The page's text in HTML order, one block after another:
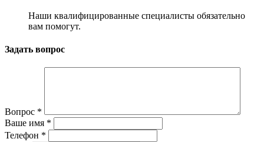
Наши квалифицированные специалисты обязательно
вам помогут.
Задать вопрос
Вопрос *
Ваше имя *
Телефон *